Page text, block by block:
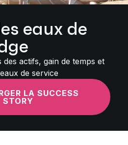
eaux de
des actifs, gain de temps et
de service
LA SUCCESS
STORY